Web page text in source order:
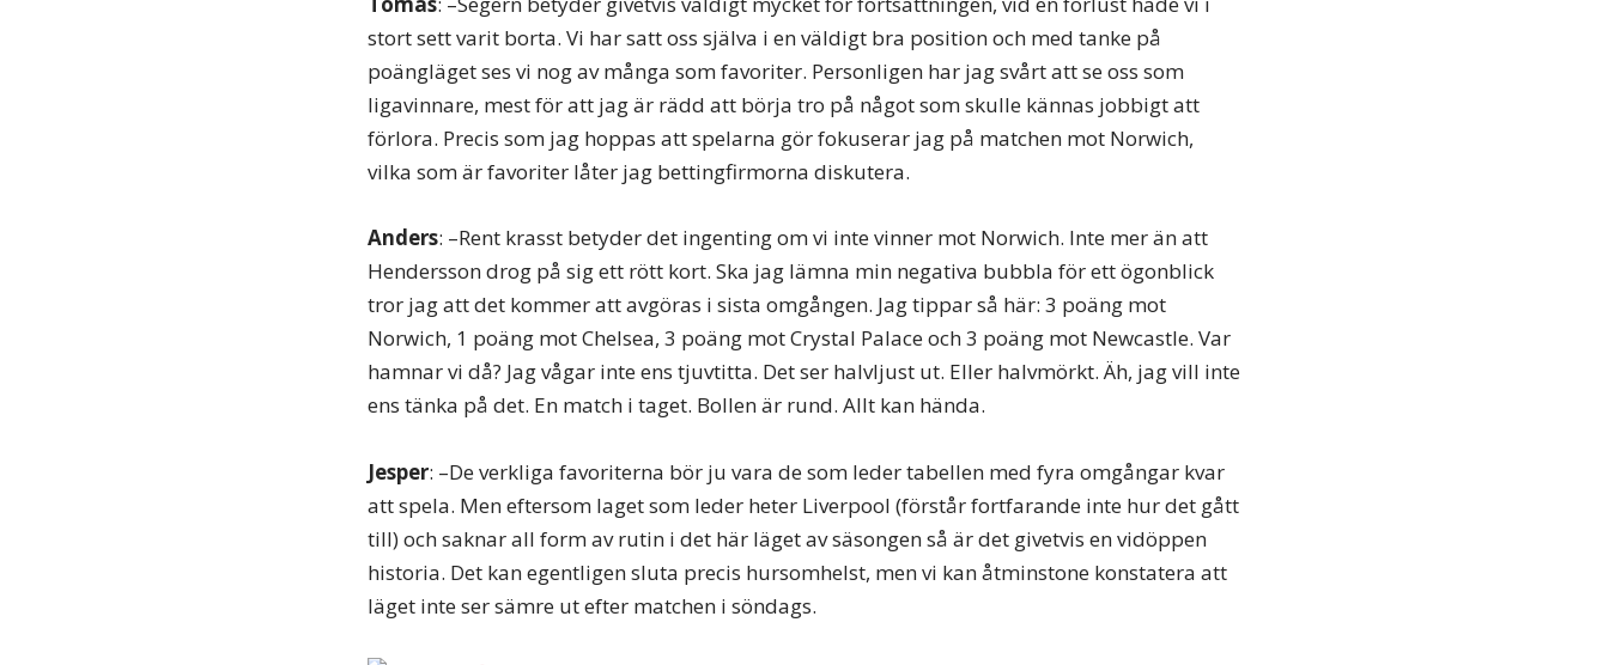
stort sett varit borta. Vi har satt oss själva i en väldigt bra position och med tanke på
poängläget ses vi nog av många som favoriter. Personligen har jag svårt att se oss som
ligavinnare, mest för att jag är rädd att börja tro på något som skulle kännas jobbigt att
förlora. Precis som jag hoppas att spelarna gör fokuserar jag på matchen mot Norwich,
vilka som är favoriter låter jag bettingfirmorna diskutera.
Anders: –Rent krasst betyder det ingenting om vi inte vinner mot Norwich. Inte mer än att
Hendersson drog på sig ett rött kort. Ska jag lämna min negativa bubbla för ett ögonblick
tror jag att det kommer att avgöras i sista omgången. Jag tippar så här: 3 poäng mot
Norwich, 1 poäng mot Chelsea, 3 poäng mot Crystal Palace och 3 poäng mot Newcastle. Var
hamnar vi då? Jag vågar inte ens tjuvtitta. Det ser halvljust ut. Eller halvmörkt. Äh, jag vill inte
ens tänka på det. En match i taget. Bollen är rund. Allt kan hända.
Jesper: –De verkliga favoriterna bör ju vara de som leder tabellen med fyra omgångar kvar
att spela. Men eftersom laget som leder heter Liverpool (förstår fortfarande inte hur det gått
till) och saknar all form av rutin i det här läget av säsongen så är det givetvis en vidöppen
historia. Det kan egentligen sluta precis hursomhelst, men vi kan åtminstone konstatera att
läget inte ser sämre ut efter matchen i söndags.